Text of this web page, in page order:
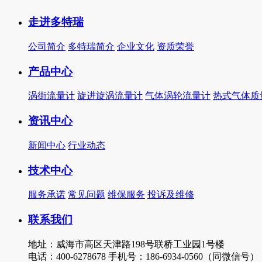
走进多特瑞
公司简介 多特瑞简介 企业文化 资质荣誉
产品中心
涡街流量计 旋进旋涡流量计 气体涡轮流量计 热式气体质
资讯中心
新闻中心 行业动态
技术中心
服务承诺 常见问题 维保服务 投诉及维修
联系我们
地址：威海市高区天津路198号联桥工业园1号楼
电话：400-6278678 手机号：186-6934-0560（同微信号）